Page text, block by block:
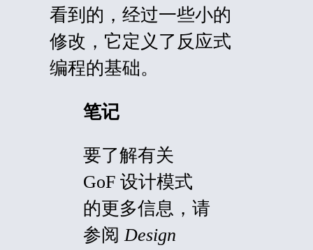
看到的，经过一些小的
修改，它定义了反应式
编程的基础。
笔记
要了解有关
GoF 设计模式
的更多信息，请
参阅 Design